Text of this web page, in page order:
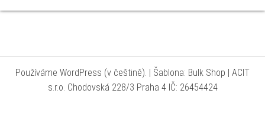
Používáme WordPress (v češtině). | Šablona: Bulk Shop | ACIT
s.r.o. Chodovská 228/3 Praha 4 IČ: 26454424